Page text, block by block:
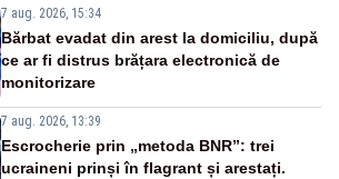
7 aug. 2026, 15:34
Bărbat evadat din arest la domiciliu, după
ce ar fi distrus brățara electronică de
monitorizare
7 aug. 2026, 13:39
Escrocherie prin „metoda BNR”: trei
ucraineni prinși în flagrant și arestați.